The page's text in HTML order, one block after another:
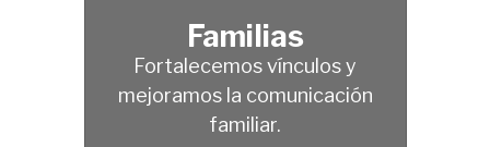
Familias
Fortalecemos vínculos y
mejoramos la comunicación
familiar.